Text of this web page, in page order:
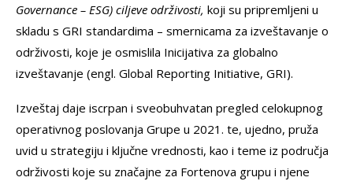
Governance – ESG) ciljeve održivosti, koji su pripremljeni u
skladu s GRI standardima – smernicama za izveštavanje o
održivosti, koje je osmislila Inicijativa za globalno
izveštavanje (engl. Global Reporting Initiative, GRI).
Izveštaj daje iscrpan i sveobuhvatan pregled celokupnog
operativnog poslovanja Grupe u 2021. te, ujedno, pruža
uvid u strategiju i ključne vrednosti, kao i teme iz područja
održivosti koje su značajne za Fortenova grupu i njene